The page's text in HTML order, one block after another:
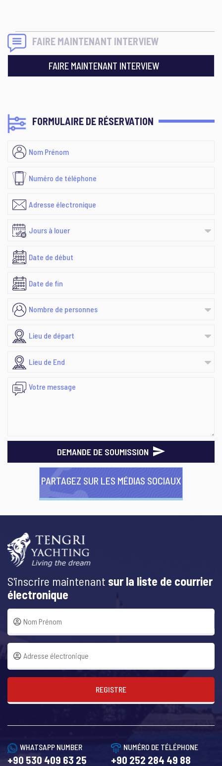
FAIRE MAINTENANT INTERVIEW
FAIRE MAINTENANT INTERVIEW
FORMULAIRE DE RÉSERVATION
DEMANDE DE SOUMISSION
PARTAGEZ SUR LES MÉDIAS SOCIAUX
S'inscrire maintenant sur la liste de courrier
électronique
REGISTRE
WHATSAPP NUMBER
+90 530 409 63 25
NUMÉRO DE TÉLÉPHONE
+90 252 284 49 88